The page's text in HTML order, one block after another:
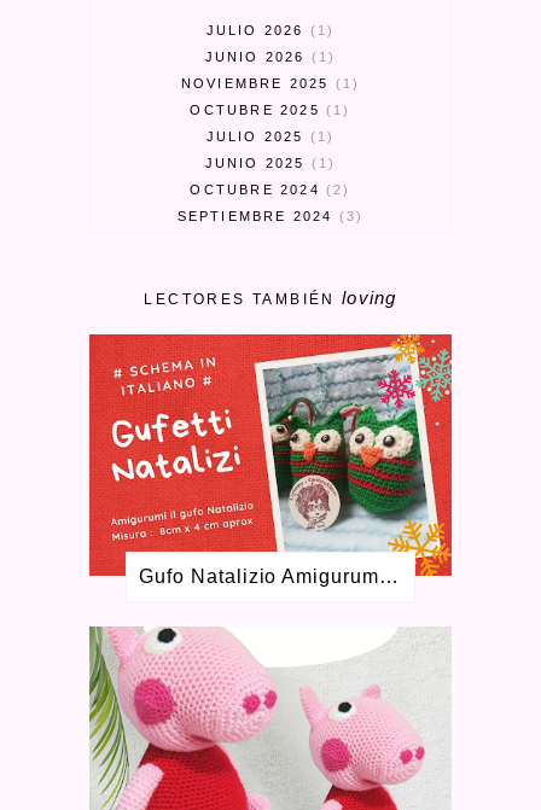
JULIO 2026
1
JUNIO 2026
1
NOVIEMBRE 2025
1
OCTUBRE 2025
1
JULIO 2025
1
JUNIO 2025
1
OCTUBRE 2024
2
SEPTIEMBRE 2024
3
ENERO 2024
1
ABRIL 2023
3
MARZO 2023
1
ENERO 2023
2
SEPTIEMBRE 2022
1
AGOSTO 2022
1
MAYO 2022
1
FEBRERO 2022
2
DICIEMBRE 2021
2
JUNIO 2021
2
FEBRERO 2021
ENERO 2021
1
DICIEMBRE 2020
NOVIEMBRE 2020
2
JULIO 2020
7
MAYO 2020
4
ABRIL 2020
3
LECTORES TAMBIÉNloving
Gufo Natalizio Amigurumi Schema Gratuito